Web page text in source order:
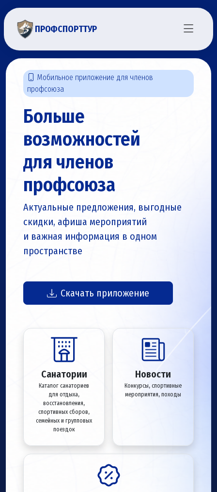
ПРОФСПОРТТУР
Мобильное приложение для членов
профсоюза
Больше
возможностей
для членов
профсоюза
Актуальные предложения, выгодные
скидки, афиша мероприятий
и важная информация в одном
пространстве
Скачать приложение
Санатории
Каталог санаториев
для отдыха,
восстановления,
спортивных сборов,
семейных и групповых
поездок
Новости
Конкурсы, спортивные
мероприятия, походы